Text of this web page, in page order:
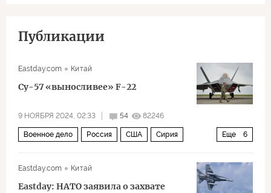
Публикации
Eastday.com Китай
Су-57 «выносливее» F-22
9 НОЯБРЯ 2024, 02:33 54 82246
Еще 6
Военное дело Россия США Сирия
Eastday.com Китай
Eastday: НАТО заявила о захвате